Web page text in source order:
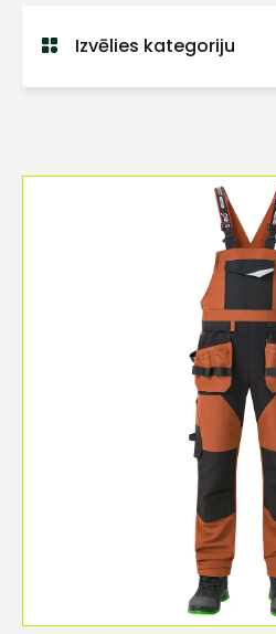
Izvēlies kategoriju